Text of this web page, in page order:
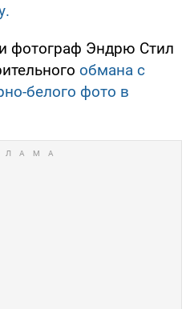
фотограф Эндрю Стил
обмана с
белого фото в